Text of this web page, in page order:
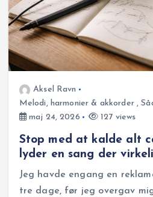
Aksel Ravn
Melodi, harmonier & akkorder,
maj 24, 2026
127 views
Stop med at kalde alt
lyder en sang der
Jeg havde engang en
tre dage, før jeg overgav